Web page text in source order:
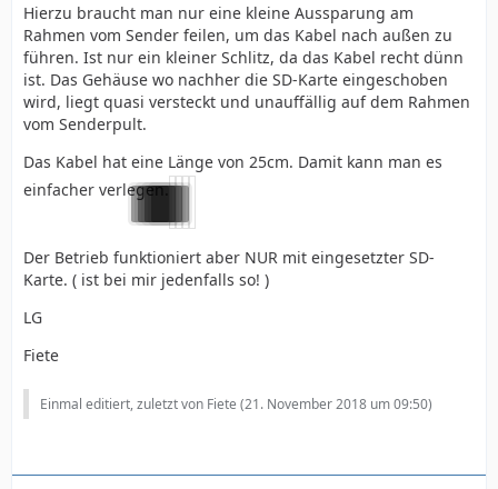
Hierzu braucht man nur eine kleine Aussparung am
Rahmen vom Sender feilen, um das Kabel nach außen zu
führen. Ist nur ein kleiner Schlitz, da das Kabel recht dünn
ist. Das Gehäuse wo nachher die SD-Karte eingeschoben
wird, liegt quasi versteckt und unauffällig auf dem Rahmen
vom Senderpult.
Das Kabel hat eine Länge von 25cm. Damit kann man es
einfacher verlegen.
Der Betrieb funktioniert aber NUR mit eingesetzter SD-
Karte. ( ist bei mir jedenfalls so! )
LG
Fiete
Einmal editiert, zuletzt von Fiete (21. November 2018 um 09:50)